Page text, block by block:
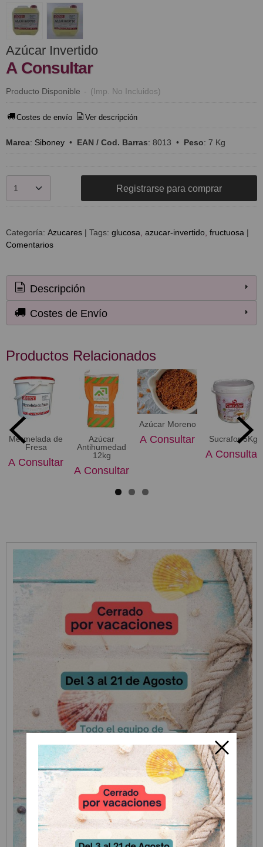
Azúcar Invertido
A Consultar
Producto Disponible - (Imp. No Incluidos)
Costes de envío Ver descripción
Marca: Siboney • EAN / Cod. Barras: 8013 • Peso: 7 Kg
Registrarse para comprar
Categoría: Azucares | Tags: glucosa azucar-invertido fructuosa |
Comentarios
Descripción
Costes de Envío
Productos Relacionados
Mermelada de
Fresa
A Consultar
Azúcar
Antihumedad
12kg
A Consultar
Azúcar Moreno
A Consultar Sucrafor 5Kg
A Consultar